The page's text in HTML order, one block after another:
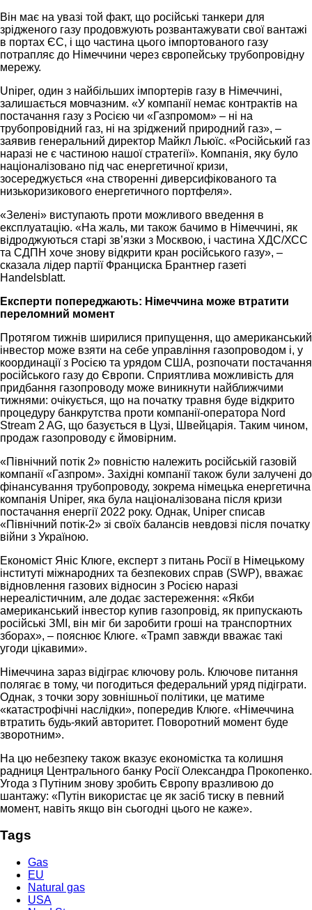
Він має на увазі той факт, що російські танкери для
зрідженого газу продовжують розвантажувати свої вантажі
в портах ЄС, і що частина цього імпортованого газу
потрапляє до Німеччини через європейську трубопровідну
мережу.
Uniper, один з найбільших імпортерів газу в Німеччині,
залишається мовчазним. «У компанії немає контрактів на
постачання газу з Росією чи «Газпромом» – ні на
трубопровідний газ, ні на зріджений природний газ», –
заявив генеральний директор Майкл Льюїс. «Російський газ
наразі не є частиною нашої стратегії». Компанія, яку було
націоналізовано під час енергетичної кризи,
зосереджується «на створенні диверсифікованого та
низькоризикового енергетичного портфеля».
«Зелені» виступають проти можливого введення в
експлуатацію. «На жаль, ми також бачимо в Німеччині, як
відроджуються старі зв’язки з Москвою, і частина ХДС/ХСС
та СДПН хоче знову відкрити кран російського газу», –
сказала лідер партії Франциска Брантнер газеті
Handelsblatt.
Експерти попереджають: Німеччина може втратити
переломний момент
Протягом тижнів ширилися припущення, що американський
інвестор може взяти на себе управління газопроводом і, у
координації з Росією та урядом США, розпочати постачання
російського газу до Європи. Сприятлива можливість для
придбання газопроводу може виникнути найближчими
тижнями: очікується, що на початку травня буде відкрито
процедуру банкрутства проти компанії-оператора Nord
Stream 2 AG, що базується в Цузі, Швейцарія. Таким чином,
продаж газопроводу є ймовірним.
«Північний потік 2» повністю належить російській газовій
компанії «Газпром». Західні компанії також були залучені до
фінансування трубопроводу, зокрема німецька енергетична
компанія Uniper, яка була націоналізована після кризи
постачання енергії 2022 року. Однак, Uniper списав
«Північний потік-2» зі своїх балансів невдовзі після початку
війни з Україною.
Економіст Яніс Клюге, експерт з питань Росії в Німецькому
інституті міжнародних та безпекових справ (SWP), вважає
відновлення газових відносин з Росією наразі
нереалістичним, але додає застереження: «Якби
американський інвестор купив газопровід, як припускають
російські ЗМІ, він міг би заробити гроші на транспортних
зборах», – пояснює Клюге. «Трамп завжди вважає такі
угоди цікавими».
Німеччина зараз відіграє ключову роль. Ключове питання
полягає в тому, чи погодиться федеральний уряд підіграти.
Однак, з точки зору зовнішньої політики, це матиме
«катастрофічні наслідки», попередив Клюге. «Німеччина
втратить будь-який авторитет. Поворотний момент буде
зворотним».
На цю небезпеку також вказує економістка та колишня
радниця Центрального банку Росії Олександра Прокопенко.
Угода з Путіним знову зробить Європу вразливою до
шантажу: «Путін використає це як засіб тиску в певний
момент, навіть якщо він сьогодні цього не каже».
Tags
Gas
EU
Natural gas
USA